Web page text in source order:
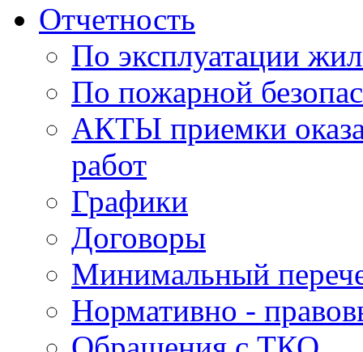
Отчетность
По эксплуатации
По пожарной
АКТЫ приемки
работ
Графики
Договоры
Минимальный
Нормативно -